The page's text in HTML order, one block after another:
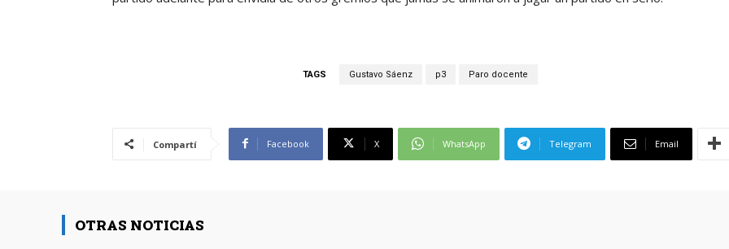
TAGS Gustavo Sáenz p3 Paro docente
Compartí Facebook X WhatsApp Telegram Email
OTRAS NOTICIAS